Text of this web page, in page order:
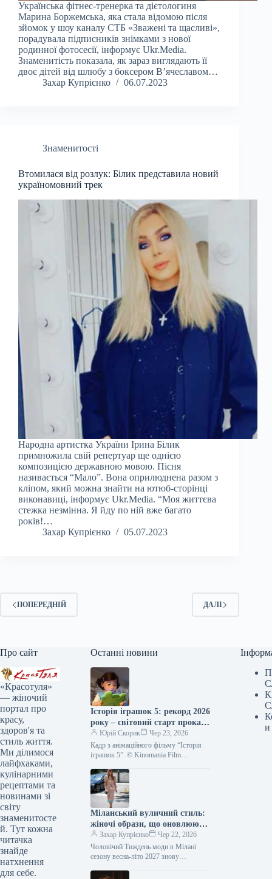
Українська фітнес-тренерка та дієтологиня
Марина Боржемська, яка стала відомою після
зйомок у шоу каналу СТБ «Зважені та щасливі»,
порадувала підписників знімками з нової
родинної фотосесії, інформує Ukr.Media.
Знаменитість показала, як зараз виглядають її
двоє дітей від шлюбу з боксером В’ячеславом…
Захар Купрієнко
06.07.2023
Знаменитості
Втомилася від розлук: Білик представила новий
україномовний трек
Народна артистка України Ірина Білик
примножила свій репертуар ще однією
композицією державною мовою. Пісня
називається “Мало”. Вона оприлюднена разом з
кліпом, який можна знайти на ютюб-сторінці
виконавиці, інформує Ukr.Media. “Моя життєва
стежка незмінна. Я йду по ній вже багато
років!…
Захар Купрієнко
05.07.2023
ПОПЕРЕДНІЙ ДАЛІ
Про сайт
«Красотуля»
— жіночий
портал про
красу,
здоров'я та
стиль життя.
Ми ділимося
лайфхаками,
кулінарними
рецептами та
новинами зі
світу
знаменитосте
й. Тут кожна
читачка
знайде
натхнення
для себе.
Останні новини
Історія іграшок 5: рекорд 2026
року – світовий старт прокату
нового мультфільму б’є
рекорди – культурні новини
Юрій Скорик
Чер 23, 2026
Кадр з анімаційного фільму “Історія
іграшок 5”. © Kinomania Film
випередив попереднього лідера від
Universal “Супер Маріо: Галактика…
Міланський вуличний стиль:
жіночі образи, що оновлюють
літню моду
Захар Купрієнко
Чер 22, 2026
Чоловічий Тиждень моди в Мілані
сезону весна-літо 2027 знову
самостійний подіум. Анна Делло
и